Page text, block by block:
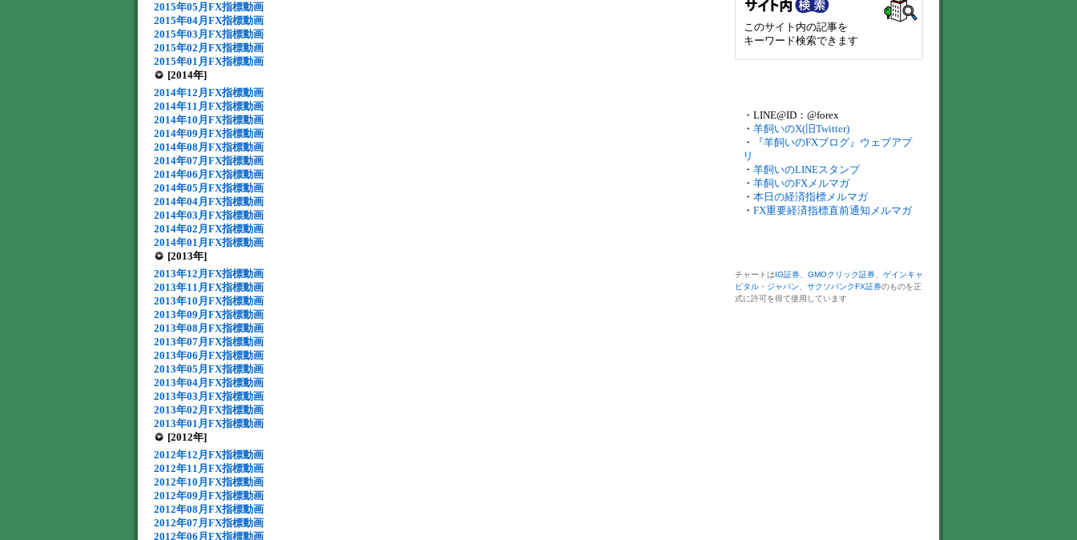
2015年05月FX指標動画
2015年04月FX指標動画
2015年03月FX指標動画
2015年02月FX指標動画
2015年01月FX指標動画
[2014年]
2014年12月FX指標動画
2014年11月FX指標動画
2014年10月FX指標動画
2014年09月FX指標動画
2014年08月FX指標動画
2014年07月FX指標動画
2014年06月FX指標動画
2014年05月FX指標動画
2014年04月FX指標動画
2014年03月FX指標動画
2014年02月FX指標動画
2014年01月FX指標動画
[2013年]
2013年12月FX指標動画
2013年11月FX指標動画
2013年10月FX指標動画
2013年09月FX指標動画
2013年08月FX指標動画
2013年07月FX指標動画
2013年06月FX指標動画
2013年05月FX指標動画
2013年04月FX指標動画
2013年03月FX指標動画
2013年02月FX指標動画
2013年01月FX指標動画
[2012年]
2012年12月FX指標動画
2012年11月FX指標動画
2012年10月FX指標動画
2012年09月FX指標動画
2012年08月FX指標動画
2012年07月FX指標動画
2012年06月FX指標動画
このサイト内の記事を
キーワード検索できます
・LINE@ID：@forex
・ 羊飼いのX(旧Twitter)
・
『羊飼いのFXブログ』ウェブアプ
リ
・ 羊飼いのLINEスタンプ
・ 羊飼いのFXメルマガ
・ 本日の経済指標メルマガ
・ FX重要経済指標直前通知メルマガ
チャートはIG証券 GMOクリック証券
ゲインキャ
ピタル・ジャパン
サクソバンクFX証券のものを正
式に許可を得て使用しています